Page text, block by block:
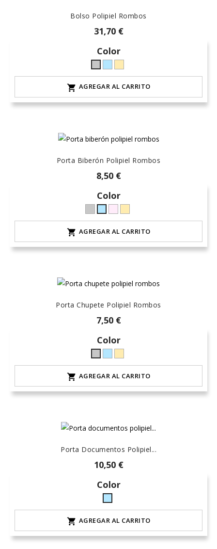
Bolso Polipiel Rombos
31,70 €
Color
Gris
L-
claro
hielo
lino
-
natural
 AGREGAR AL CARRITO
Porta Biberón Polipiel Rombos
8,50 €
Color
Gris
L-
claro
celeste-
hielo
15lino
-
natural
 AGREGAR AL CARRITO
Porta Chupete Polipiel Rombos
7,50 €
Color
Gris
L-
claro
celeste-
hielo
arena-
lino
-
natural
 AGREGAR AL CARRITO
Porta Documentos Polipiel...
10,50 €
Color
celeste-
hielo
 AGREGAR AL CARRITO